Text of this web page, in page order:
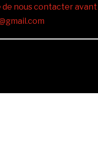
nous contacter avant